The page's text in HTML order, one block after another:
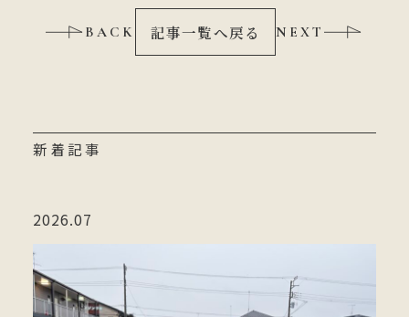
BACK 記事一覧へ戻る NEXT
新着記事
2026.07